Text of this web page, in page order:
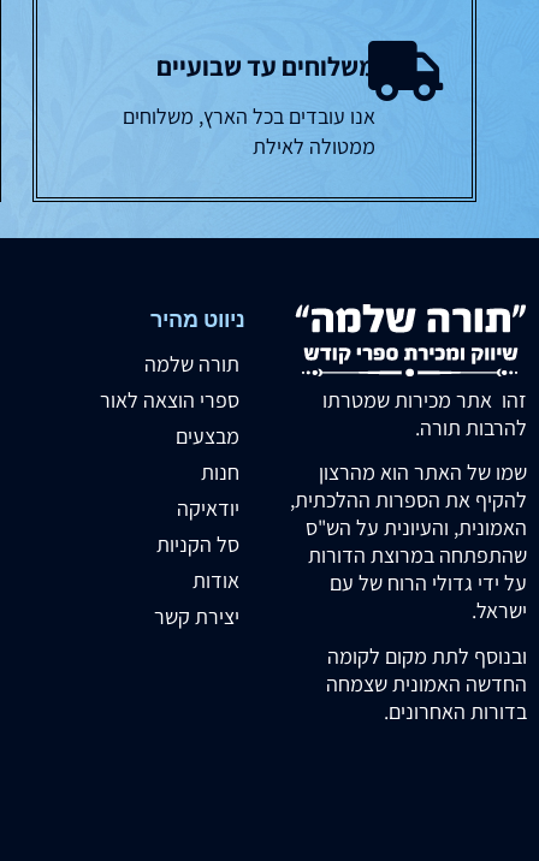
משלוחים עד שבועיים
אנו עובדים בכל הארץ, משלוחים
ממטולה לאילת
זהו אתר מכירות שמטרתו
להרבות תורה.
שמו של האתר הוא מהרצון
להקיף את הספרות ההלכתית,
האמונית, והעיונית על הש"ס
שהתפתחה במרוצת הדורות
על ידי גדולי הרוח של עם
ישראל.
ובנוסף לתת מקום לקומה
החדשה האמונית שצמחה
בדורות האחרונים.
ניווט מהיר
תורה שלמה
ספרי הוצאה לאור
מבצעים
חנות
יודאיקה
סל הקניות
אודות
יצירת קשר